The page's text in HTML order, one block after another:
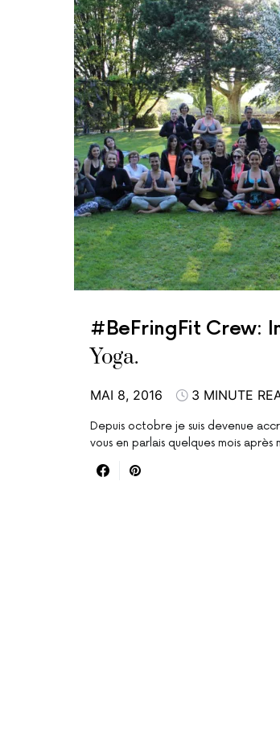
#BeFringFit Crew:
Yoga.
MAI 8, 2016 3 MINUTE
Depuis octobre je suis devenue
vous en parlais quelques mois après